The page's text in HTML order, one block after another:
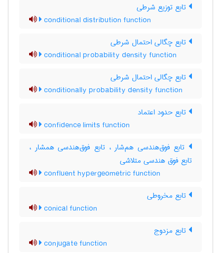
تابع توزیع شرطی
conditional distribution function
تابع چگالی احتمال شرطی
conditional probability density function
تابع چگالی احتمال شرطی
conditionally probability density function
تابع حدود اعتماد
confidence limits function
تابع فوق‌هندسی هم‌شار ، تابع فوق‌هندسی همشار ،
تابع فوق هندسی متلاشی
confluent hypergeometric function
تابع مخروطی
conical function
تابع مزدوج
conjugate function